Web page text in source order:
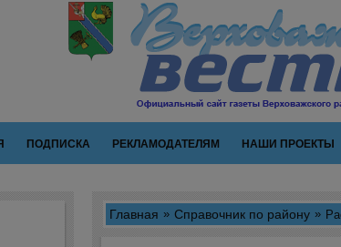
ПОДПИСКА РЕКЛАМОДАТЕЛЯМ НАШИ ПРОЕКТЫ
Главная Справочник по району